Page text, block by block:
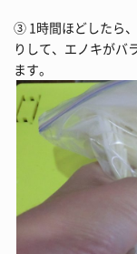
③ 1時間ほどしたら
りして、エノキがバ
ます。